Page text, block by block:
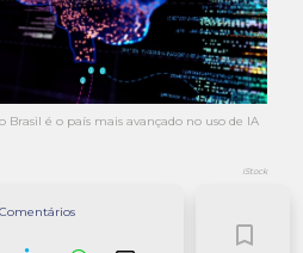
é o país mais avançado no uso de IA
iStock
Comentários
bookmark_border